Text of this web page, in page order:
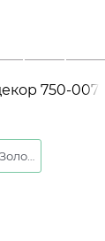
750-007
Золото